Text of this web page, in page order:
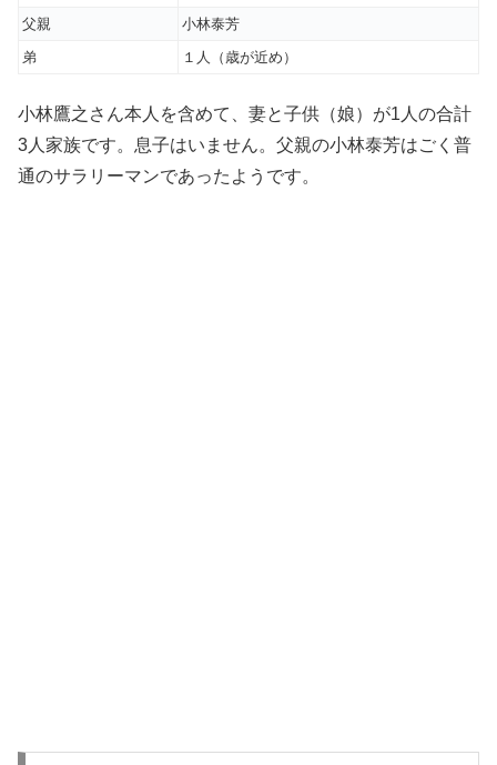
父親
小林泰芳
弟
１人（歳が近め）
小林鷹之さん本人を含めて、妻と子供（娘）が1人の合計
3人家族です。息子はいません。父親の小林泰芳はごく普
通のサラリーマンであったようです。